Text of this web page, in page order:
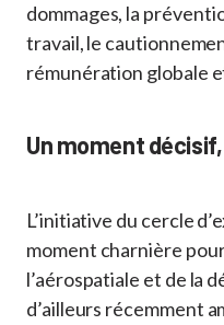
dommages, la
travail, le
rémunération globale
Un moment
L’initiative du cercle
moment charnière
l’aérospatiale et de la
d’ailleurs récemment